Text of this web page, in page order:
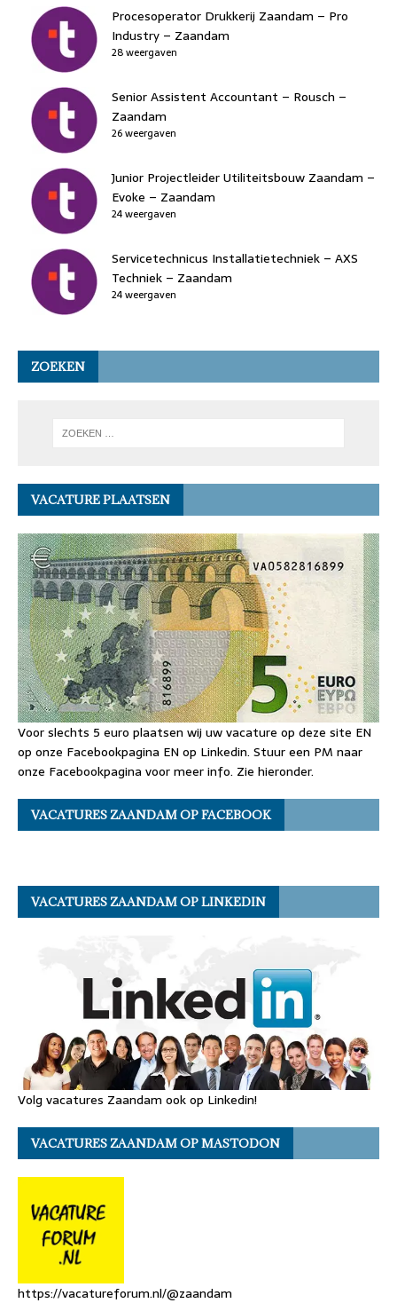
Procesoperator Drukkerij Zaandam – Pro
Industry – Zaandam
28 weergaven
Senior Assistent Accountant – Rousch –
Zaandam
26 weergaven
Junior Projectleider Utiliteitsbouw Zaandam –
Evoke – Zaandam
24 weergaven
Servicetechnicus Installatietechniek – AXS
Techniek – Zaandam
24 weergaven
ZOEKEN
VACATURE PLAATSEN
Voor slechts 5 euro plaatsen wij uw vacature op deze site EN
op onze Facebookpagina EN op Linkedin. Stuur een PM naar
onze Facebookpagina voor meer info. Zie hieronder.
VACATURES ZAANDAM OP FACEBOOK
VACATURES ZAANDAM OP LINKEDIN
Volg vacatures Zaandam ook op Linkedin!
VACATURES ZAANDAM OP MASTODON
https://vacatureforum.nl/@zaandam